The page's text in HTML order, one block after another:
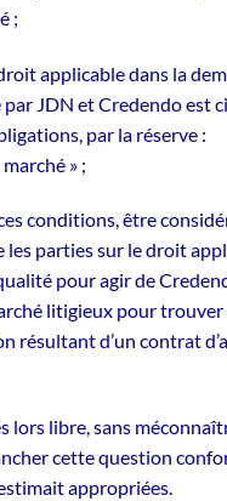
;
applicable dans la
JDN et Credendo est
par la réserve :
» ;
conditions, être
parties sur le droit
pour agir de
litigieux pour
résultant d’un contrat
lors libre, sans
cette question
appropriées.